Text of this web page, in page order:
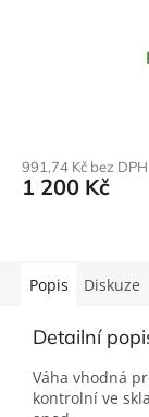
991,74 Kč bez DPH
1 200 Kč
Popis Diskuze
Detailní
Váha vhodná
kontrolní ve